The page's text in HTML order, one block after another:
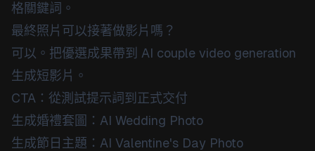
格關鍵詞。
最終照片可以接著做影片嗎？
可以。把優選成果帶到 AI couple video generation
生成短影片。
CTA：從測試提示詞到正式交付
生成婚禮套圖： AI Wedding Photo
生成節日主題： AI Valentine's Day Photo